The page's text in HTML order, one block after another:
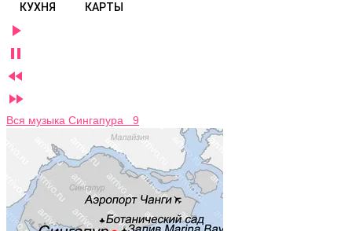
КУХНЯ КАРТЫ




Вся музыка Сингапура 9